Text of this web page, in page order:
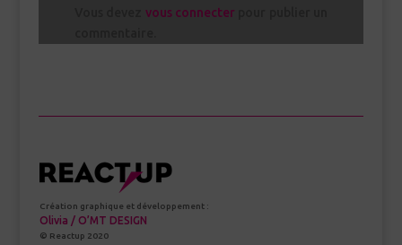
vous connecter
Création graphique et développement :
Olivia / O’MT DESIGN
© Reactup 2020